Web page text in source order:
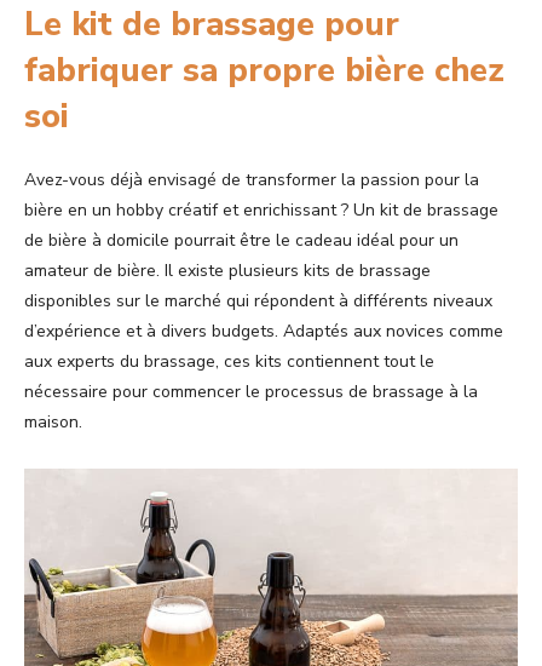
Le kit de brassage pour
fabriquer sa propre bière chez
soi
Avez-vous déjà envisagé de transformer la passion pour la
bière en un hobby créatif et enrichissant ? Un kit de brassage
de bière à domicile pourrait être le cadeau idéal pour un
amateur de bière. Il existe plusieurs kits de brassage
disponibles sur le marché qui répondent à différents niveaux
d’expérience et à divers budgets. Adaptés aux novices comme
aux experts du brassage, ces kits contiennent tout le
nécessaire pour commencer le processus de brassage à la
maison.